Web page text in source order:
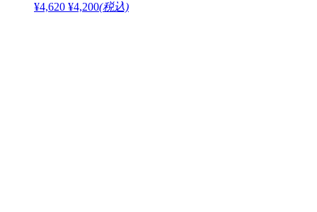
¥4,620 ¥4,200(税込)